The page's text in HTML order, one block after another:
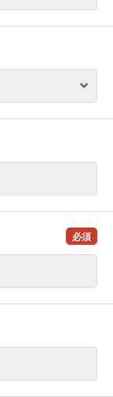
必須